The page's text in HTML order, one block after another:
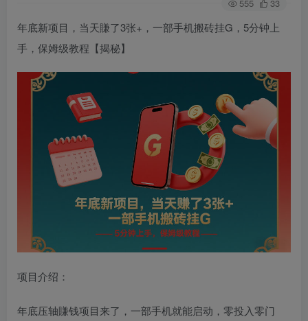
555 33
年底新项目，当天賺了3张+，一部手机搬砖挂G，5分钟上
手，保姆级教程【揭秘】
项目介绍：
年底压轴賺钱项目来了，一部手机就能启动，零投入零门